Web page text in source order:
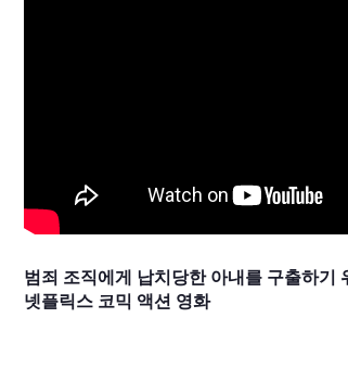
범죄 조직에게 납치당한 아내를 구출하기
넷플릭스 코믹 액션 영화